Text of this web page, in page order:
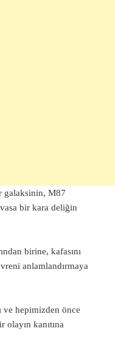
galaksinin, M87
bir kara deliğin
birine, kafasını
anlamlandırmaya
ve hepimizden önce
kanıtına